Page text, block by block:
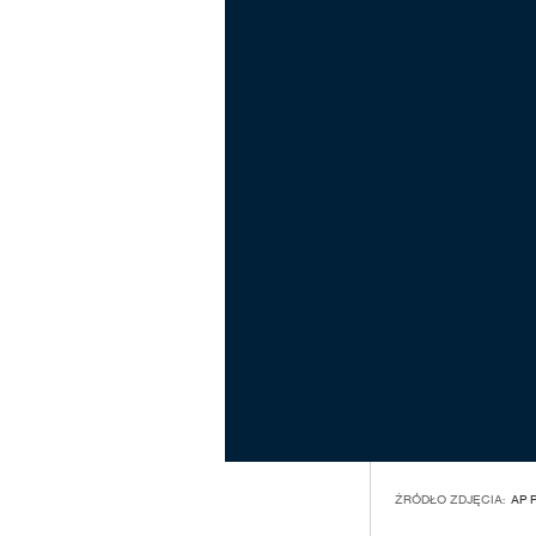
ŹRÓDŁO ZDJĘCIA: AP